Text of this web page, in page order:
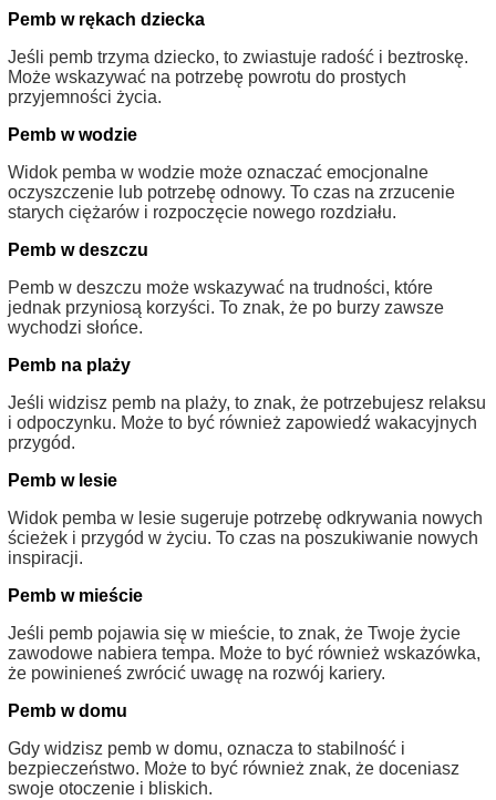
Pemb w rękach dziecka
Jeśli pemb trzyma dziecko, to zwiastuje radość i beztroskę.
Może wskazywać na potrzebę powrotu do prostych
przyjemności życia.
Pemb w wodzie
Widok pemba w wodzie może oznaczać emocjonalne
oczyszczenie lub potrzebę odnowy. To czas na zrzucenie
starych ciężarów i rozpoczęcie nowego rozdziału.
Pemb w deszczu
Pemb w deszczu może wskazywać na trudności, które
jednak przyniosą korzyści. To znak, że po burzy zawsze
wychodzi słońce.
Pemb na plaży
Jeśli widzisz pemb na plaży, to znak, że potrzebujesz relaksu
i odpoczynku. Może to być również zapowiedź wakacyjnych
przygód.
Pemb w lesie
Widok pemba w lesie sugeruje potrzebę odkrywania nowych
ścieżek i przygód w życiu. To czas na poszukiwanie nowych
inspiracji.
Pemb w mieście
Jeśli pemb pojawia się w mieście, to znak, że Twoje życie
zawodowe nabiera tempa. Może to być również wskazówka,
że powinieneś zwrócić uwagę na rozwój kariery.
Pemb w domu
Gdy widzisz pemb w domu, oznacza to stabilność i
bezpieczeństwo. Może to być również znak, że doceniasz
swoje otoczenie i bliskich.